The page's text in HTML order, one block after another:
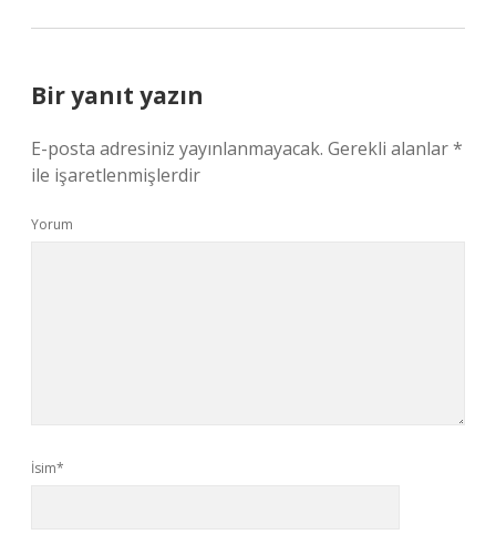
Bir yanıt yazın
E-posta adresiniz yayınlanmayacak. Gerekli alanlar*
ile işaretlenmişlerdir
Yorum
İsim*